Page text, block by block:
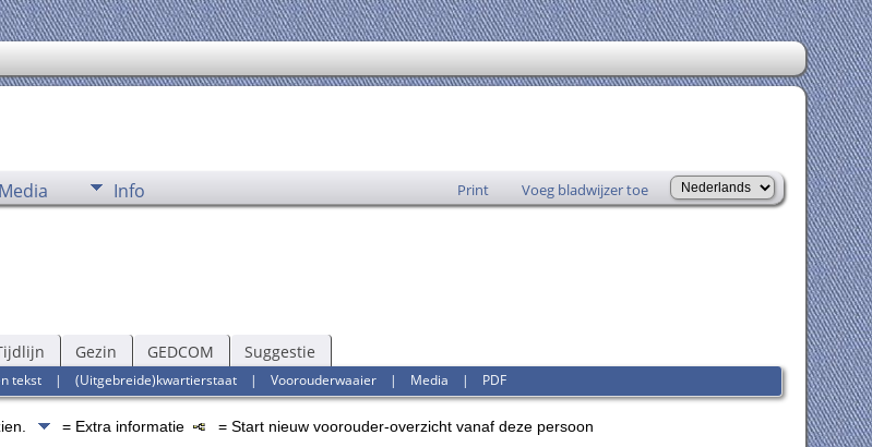
Media Info Print Voeg bladwijzer toe
Gezin GEDCOM Suggestie
tekst| (Uitgebreide)kwartierstaat| Voorouderwaaier| Media | PDF
= Extra informatie = Start nieuw voorouder-overzicht vanaf deze persoon